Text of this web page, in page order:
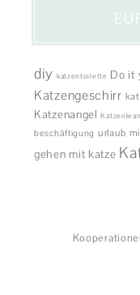
diy katzentoilette Do it
Katzengeschirr
Katzenangel
beschäftigung urlaub
gehen mit katze